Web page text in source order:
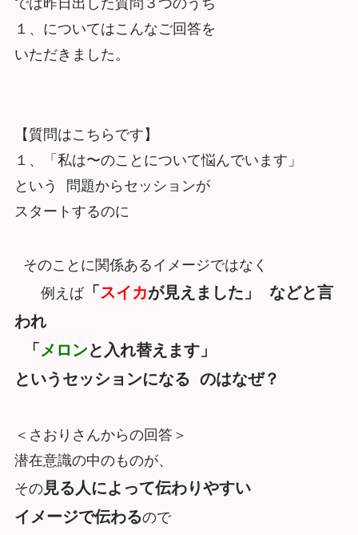
１、についてはこんなご回答を
いただきました。
【質問はこちらです】
１、「私は〜のことについて悩んでいます」
という 問題からセッションが
スタートするのに
そのことに関係あるイメージではなく
例えば「 スイカが見えました」 などと言
われ
「 メロンと入れ替えます」
というセッションになる のはなぜ？
＜さおりさんからの回答＞
潜在意識の中のものが、
その見る人によって伝わりやすい
イメージで伝わるので